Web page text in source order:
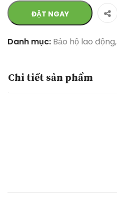
ĐẶT NGAY
Danh mục: Bảo hộ lao động,
Chi tiết sản phẩm